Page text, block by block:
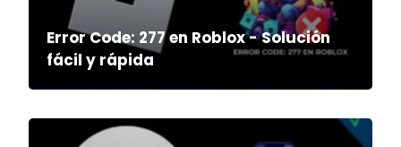
Error Code: 277 en Roblox - Solución
fácil y rápida